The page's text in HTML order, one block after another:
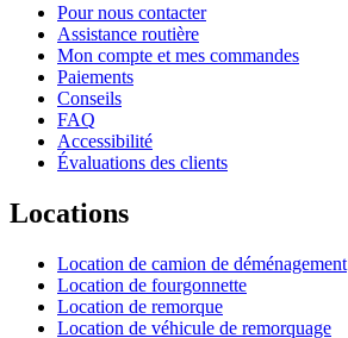
Pour nous contacter
Assistance routière
Mon compte et mes commandes
Paiements
Conseils
FAQ
Accessibilité
Évaluations des clients
Locations
Location de camion de déménagement
Location de fourgonnette
Location de remorque
Location de véhicule de remorquage